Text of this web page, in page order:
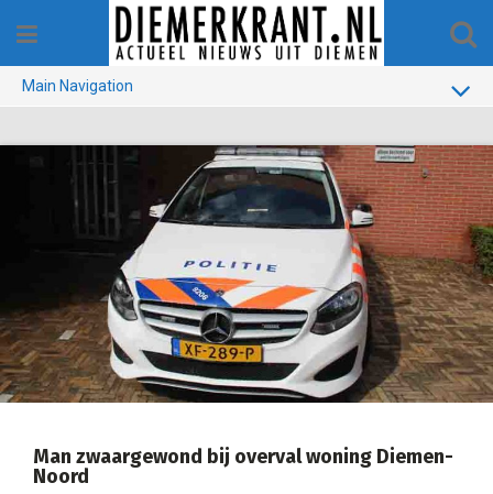
content
Main Navigation
GEMEENTE
1970-1990
Man zwaargewond bij overval woning Diemen-
Noord